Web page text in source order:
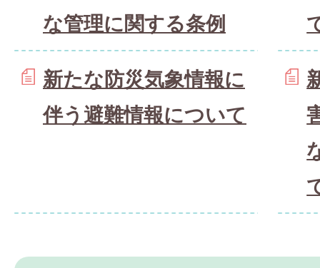
な管理に関する条例
新たな防災気象情報に
伴う避難情報について